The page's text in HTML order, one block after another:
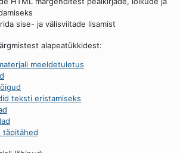
sise- ja välisviitade lisamist
alapeatükkidest:
meeldetuletus
teksti eristamiseks
täpitähed